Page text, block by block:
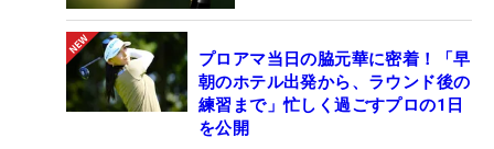
プロアマ当日の脇元華に密着！「早
朝のホテル出発から、ラウンド後の
練習まで」忙しく過ごすプロの1日
を公開